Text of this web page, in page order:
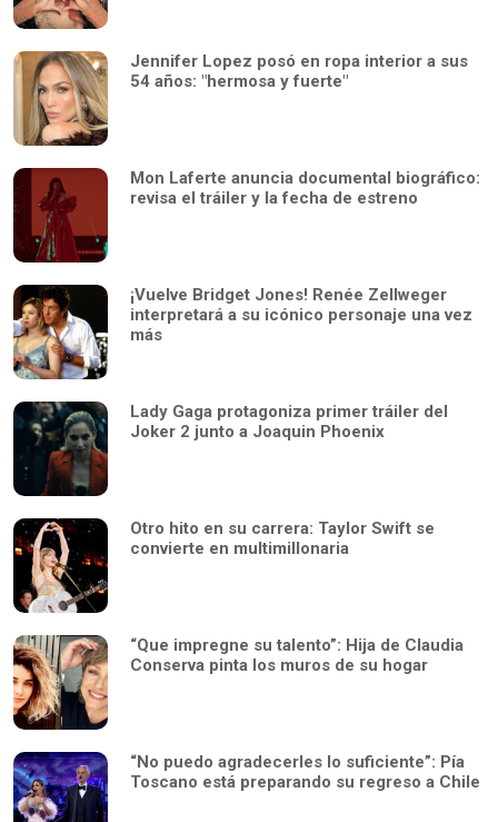
Jennifer Lopez posó en ropa interior a sus
54 años: "hermosa y fuerte"
Mon Laferte anuncia documental biográfico:
revisa el tráiler y la fecha de estreno
¡Vuelve Bridget Jones! Renée Zellweger
interpretará a su icónico personaje una vez
más
Lady Gaga protagoniza primer tráiler del
Joker 2 junto a Joaquin Phoenix
Otro hito en su carrera: Taylor Swift se
convierte en multimillonaria
“Que impregne su talento”: Hija de Claudia
Conserva pinta los muros de su hogar
“No puedo agradecerles lo suficiente”: Pía
Toscano está preparando su regreso a Chile